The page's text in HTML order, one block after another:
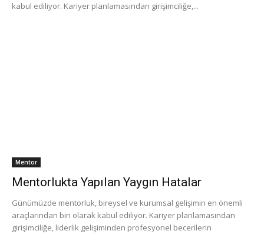
kabul ediliyor. Kariyer planlamasından girişimciliğe,...
Mentor
Mentorlukta Yapılan Yaygın Hatalar
Günümüzde mentorluk, bireysel ve kurumsal gelişimin en önemli
araçlarından biri olarak kabul ediliyor. Kariyer planlamasından
girişimciliğe, liderlik gelişiminden profesyonel becerilerin